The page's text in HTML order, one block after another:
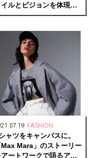
イルとビジョンを体現し
ゥルーワイヤレスイヤ
FASHION
ャツをキャンパスに。
Max Mara」のストーリー
アートワークで語るアニ